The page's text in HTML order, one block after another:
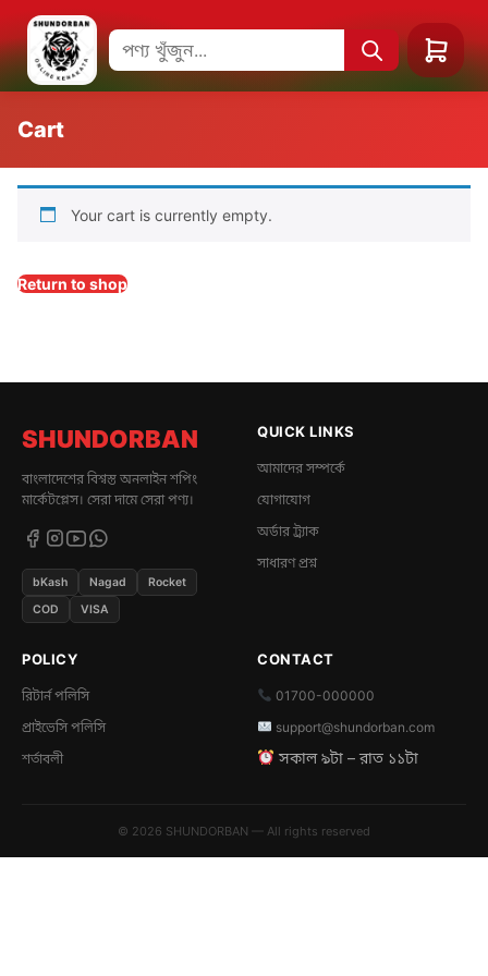
Cart
Your cart is currently empty.
Return to shop
SHUNDORBAN
বাংলাদেশের বিশ্বস্ত অনলাইন শপিং
মার্কেটপ্লেস। সেরা দামে সেরা পণ্য।
bKash Nagad
Rocket
COD
VISA
QUICK LINKS
আমাদের সম্পর্কে
যোগাযোগ
অর্ডার ট্র্যাক
সাধারণ প্রশ্ন
POLICY
রিটার্ন পলিসি
প্রাইভেসি পলিসি
শর্তাবলী
CONTACT
01700-000000
support@shundorban.com
সকাল ৯টা – রাত ১১টা
© 2026 SHUNDORBAN — All rights reserved